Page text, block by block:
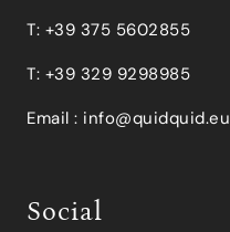
T: +39 375 5602855
T: +39 329 9298985
Email : info@quidquid.eu
Social